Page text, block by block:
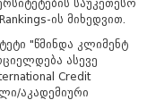
საუკეთესო
ის მიხედვით.
"წმინდა კლიმენტ
ასევე
Credit
აკადემიური